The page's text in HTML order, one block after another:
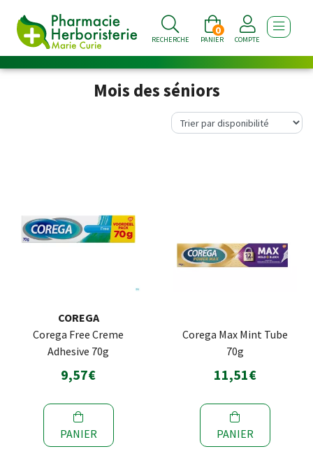
RECHERCHE PANIER
0
COMPTE
Mois des séniors
COREGA
Corega Free Creme
Adhesive 70g
9,57€
PANIER
Corega Max Mint Tube
70g
11,51€
PANIER